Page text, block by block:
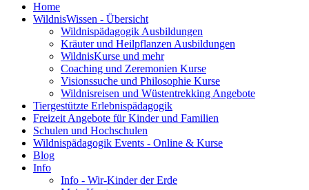
Home
WildnisWissen - Übersicht
Wildnispädagogik Ausbildungen
Kräuter und Heilpflanzen Ausbildungen
WildnisKurse und mehr
Coaching und Zeremonien Kurse
Visionssuche und Philosophie Kurse
Wildnisreisen und Wüstentrekking Angebote
Tiergestützte Erlebnispädagogik
Freizeit Angebote für Kinder und Familien
Schulen und Hochschulen
Wildnispädagogik Events - Online & Kurse
Blog
Info
Info - Wir-Kinder der Erde